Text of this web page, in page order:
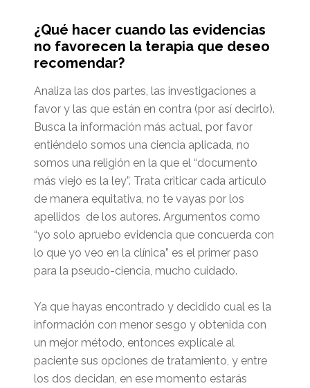
¿Qué hacer cuando las evidencias
no favorecen la terapia que deseo
recomendar?
Analiza las dos partes, las investigaciones a
favor y las que están en contra (por así decirlo).
Busca la información más actual, por favor
entiéndelo somos una ciencia aplicada, no
somos una religión en la que el “documento
más viejo es la ley”. Trata criticar cada artículo
de manera equitativa, no te vayas por los
apellidos de los autores. Argumentos como
“yo solo apruebo evidencia que concuerda con
lo que yo veo en la clínica” es el primer paso
para la pseudo-ciencia, mucho cuidado.
Ya que hayas encontrado y decidido cual es la
información con menor sesgo y obtenida con
un mejor método, entonces explícale al
paciente sus opciones de tratamiento, y entre
los dos decidan, en ese momento estarás